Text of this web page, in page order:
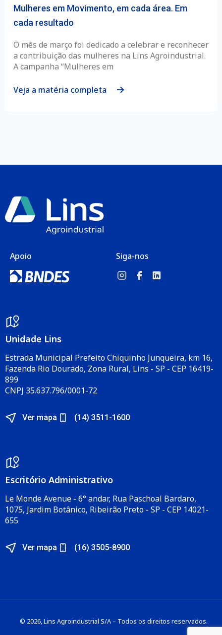
Mulheres em Movimento, em cada área. Em
cada resultado
O mês de março foi dedicado a celebrar e reconhecer
a contribuição das mulheres na Lins Agroindustrial.
A campanha “Mulheres em
Veja a matéria completa
Apoio Siga-nos
Unidade Lins
Estrada Municipal Prefeito Chiquinho Junqueira, km 16,
Fazenda Rio Dourado, Zona Rural, Lins - SP - CEP 16419-
899
CNPJ 35.637.796/0001-72
Ver mapa (14) 3511-1600
Escritório Administrativo​
Le Monde Avenue - 6° andar, Rua Paschoal Bardaro,
1075, Jardim Botânico, Ribeirão Preto - SP - CEP 14021-
655​
Ver mapa (16) 3505-8900
© 2026, Lins Agroindustrial S/A – Todos os direitos reservados.